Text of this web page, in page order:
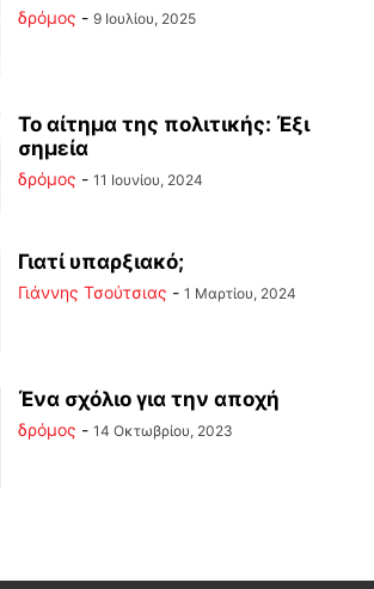
δρόμος - 9 Ιουλίου, 2025
Το αίτημα της πολιτικής: Έξι
σημεία
δρόμος - 11 Ιουνίου, 2024
Γιατί υπαρξιακό;
Γιάννης Τσούτσιας - 1 Μαρτίου, 2024
Ένα σχόλιο για την αποχή
δρόμος - 14 Οκτωβρίου, 2023